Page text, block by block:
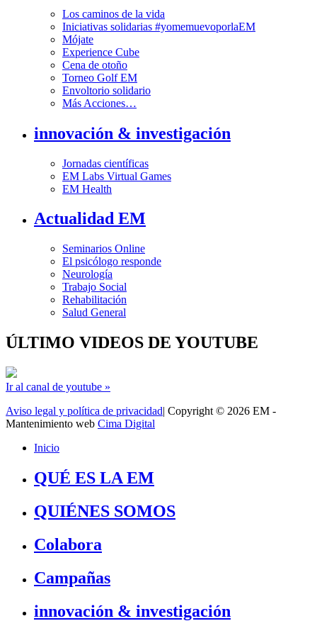
Los caminos de la vida
Iniciativas solidarias #yomemuevoporlaEM
Mójate
Experience Cube
Cena de otoño
Torneo Golf EM
Envoltorio solidario
Más Acciones…
innovación & investigación
Jornadas científicas
EM Labs Virtual Games
EM Health
Actualidad EM
Seminarios Online
El psicólogo responde
Neurología
Trabajo Social
Rehabilitación
Salud General
ÚLTIMO VIDEOS DE YOUTUBE
Ir al canal de youtube »
Aviso legal y política de privacidad| Copyright © 2026 EM -
Mantenimiento web Cima Digital
Inicio
QUÉ ES LA EM
QUIÉNES SOMOS
Colabora
Campañas
innovación & investigación